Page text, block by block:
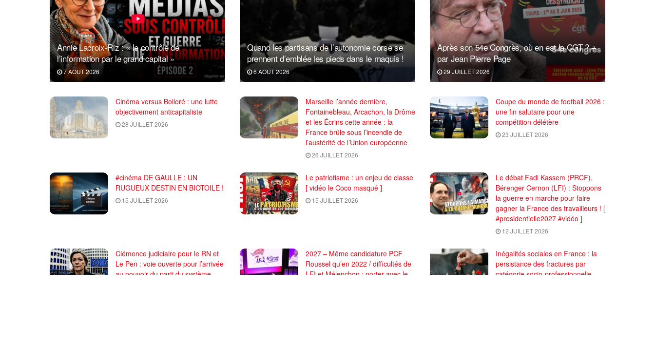
Annie Lacroix-Riz : « le contrôle de
l’information par le grand capital »
7 AOÛT 2026
Quand les partisans de l’autonomie corse se
prennent d’emblée les pieds dans le maquis !
6 AOÛT 2026
Après son 54e Congrès, où en est la CGT ? –
par Jean Pierre Page
29 JUILLET 2026
Cinéma versus Bolloré : une lutte
objectivement anticapitaliste
28 JUILLET 2026
Marseille l’année dernière,
Fontainebleau, Arcachon, la Drôme
et les Écrins cette année : la
France brûle sous l’incendie de
l’austérité de l’Union européenne
26 JUILLET 2026
Coupe du monde de football 2026 :
une fin salutaire pour une
compétition délétère
23 JUILLET 2026
#cinéma DE GAULLE : UN
RUGUEUX DESTIN EN BIOTOILE !
15 JUILLET 2026
Le patriotisme : un enjeu de classe
[ vidéo le Coco masqué ]
15 JUILLET 2026
Le débat Fadi Kassem (PRCF),
Bérenger Cernon (LFI) : Stoppons
la guerre en marche pour faire
gagner la France des travailleurs ! [
#presidentielle2027 #vidéo ]
12 JUILLET 2026
Clémence judiciaire pour le RN et
Le Pen : voie ouverte pour l’arrivée
au pouvoir du parti du système
2027 – Même candidature PCF
Roussel qu’en 2022 / difficultés de
LFI et Mélenchon : porter avec le
Inégalités sociales en France : la
persistance des fractures par
catégorie socio-professionnelle,